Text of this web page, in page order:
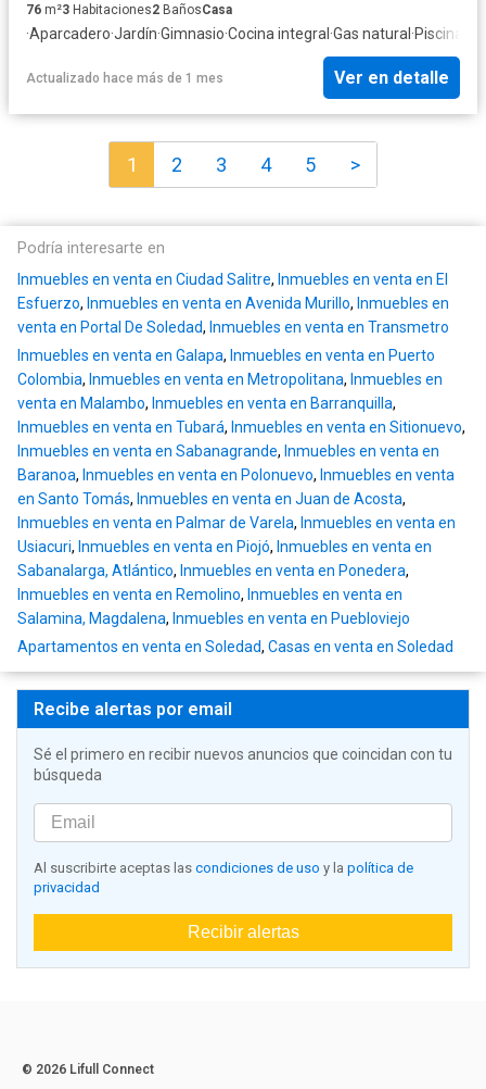
76 m²3 Habitaciones2 BañosCasa
·Aparcadero·Jardín·Gimnasio·Cocina integral ·Gas natural ·Piscina
Actualizado hace más de 1 mes Ver en detalle
1 2 3 4 5 >
Podría interesarte en
Inmuebles en venta en Ciudad Salitre, Inmuebles en venta en El
Esfuerzo, Inmuebles en venta en Avenida Murillo, Inmuebles en
venta en Portal De Soledad, Inmuebles en venta en Transmetro
Inmuebles en venta en Galapa, Inmuebles en venta en Puerto
Colombia, Inmuebles en venta en Metropolitana, Inmuebles en
venta en Malambo, Inmuebles en venta en Barranquilla,
Inmuebles en venta en Tubará, Inmuebles en venta en Sitionuevo,
Inmuebles en venta en Sabanagrande, Inmuebles en venta en
Baranoa, Inmuebles en venta en Polonuevo, Inmuebles en venta
en Santo Tomás, Inmuebles en venta en Juan de Acosta,
Inmuebles en venta en Palmar de Varela, Inmuebles en venta en
Usiacuri, Inmuebles en venta en Piojó, Inmuebles en venta en
Sabanalarga, Atlántico, Inmuebles en venta en Ponedera,
Inmuebles en venta en Remolino, Inmuebles en venta en
Salamina, Magdalena, Inmuebles en venta en Puebloviejo
Apartamentos en venta en Soledad, Casas en venta en Soledad
Recibe alertas por email
Sé el primero en recibir nuevos anuncios que coincidan con tu
búsqueda
Al suscribirte aceptas las condiciones de uso y la política de
privacidad
Recibir alertas
© 2026 Lifull Connect